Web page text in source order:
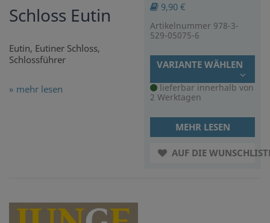
Schloss Eutin
Eutin, Eutiner Schloss,
Schlossführer
» mehr lesen
9,90 €
Artikelnummer 978-3-
529-05075-6
VARIANTE WÄHLEN
lieferbar innerhalb von
2 Werktagen
MEHR LESEN
AUF DIE